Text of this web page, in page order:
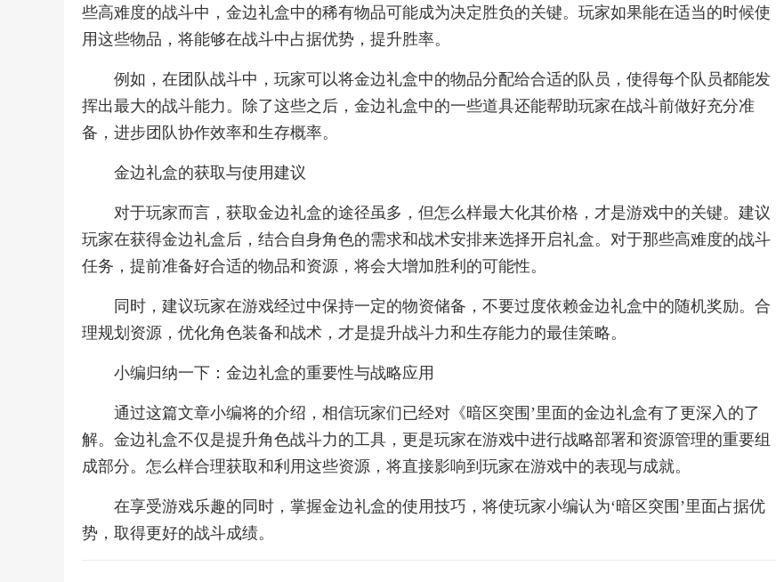
些高难度的战斗中，金边礼盒中的稀有物品可能成为决定胜负的关键。玩家如果能在适当的时候使
用这些物品，将能够在战斗中占据优势，提升胜率。
例如，在团队战斗中，玩家可以将金边礼盒中的物品分配给合适的队员，使得每个队员都能发
挥出最大的战斗能力。除了这些之后，金边礼盒中的一些道具还能帮助玩家在战斗前做好充分准
备，进步团队协作效率和生存概率。
金边礼盒的获取与使用建议
对于玩家而言，获取金边礼盒的途径虽多，但怎么样最大化其价格，才是游戏中的关键。建议
玩家在获得金边礼盒后，结合自身角色的需求和战术安排来选择开启礼盒。对于那些高难度的战斗
任务，提前准备好合适的物品和资源，将会大增加胜利的可能性。
同时，建议玩家在游戏经过中保持一定的物资储备，不要过度依赖金边礼盒中的随机奖励。合
理规划资源，优化角色装备和战术，才是提升战斗力和生存能力的最佳策略。
小编归纳一下：金边礼盒的重要性与战略应用
通过这篇文章小编将的介绍，相信玩家们已经对《暗区突围’里面的金边礼盒有了更深入的了
解。金边礼盒不仅是提升角色战斗力的工具，更是玩家在游戏中进行战略部署和资源管理的重要组
成部分。怎么样合理获取和利用这些资源，将直接影响到玩家在游戏中的表现与成就。
在享受游戏乐趣的同时，掌握金边礼盒的使用技巧，将使玩家小编认为‘暗区突围’里面占据优
势，取得更好的战斗成绩。